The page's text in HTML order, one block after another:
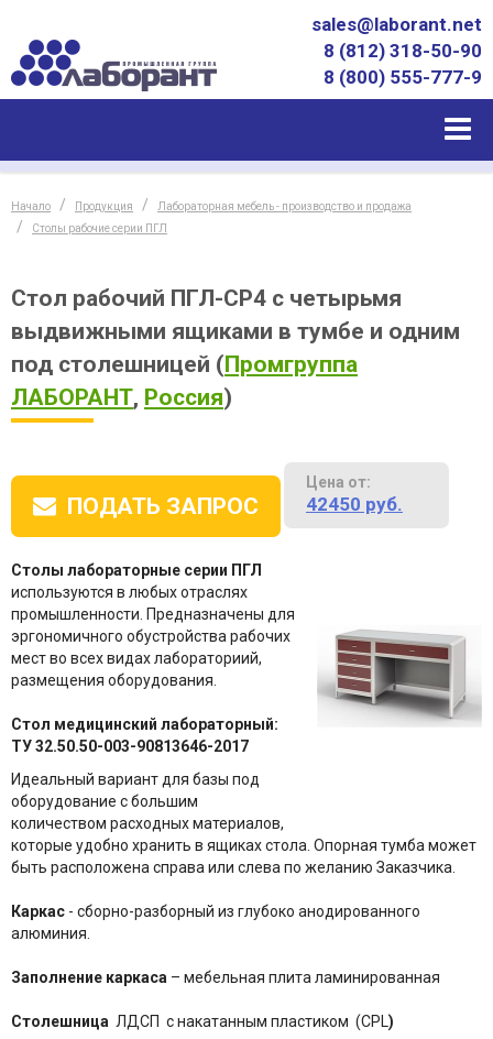
sales@laborant.net
8 (812) 318-50-90
8 (800) 555-777-9
Начало Продукция
Лабораторная мебель - производство и продажа
Столы рабочие серии ПГЛ
Стол рабочий ПГЛ-СР4 с четырьмя
выдвижными ящиками в тумбе и одним
под столешницей (Промгруппа
ЛАБОРАНТ, Россия)
ПОДАТЬ ЗАПРОС
Цена от:
42450 руб.
Столы лабораторные серии ПГЛ
используются в любых отраслях
промышленности. Предназначены для
эргономичного обустройства рабочих
мест во всех видах лабораториий,
размещения оборудования.
Стол медицинский лабораторный:
ТУ 32.50.50-003-90813646-2017
Идеальный вариант для базы под
оборудование с большим
количеством расходных материалов,
которые удобно хранить в ящиках стола. Опорная тумба может
быть расположена справа или слева по желанию Заказчика.
Каркас - сборно-разборный из глубоко анодированного
алюминия.
Заполнение каркаса – мебельная плита ламинированная
Столешница ЛДСП с накатанным пластиком (CPL)